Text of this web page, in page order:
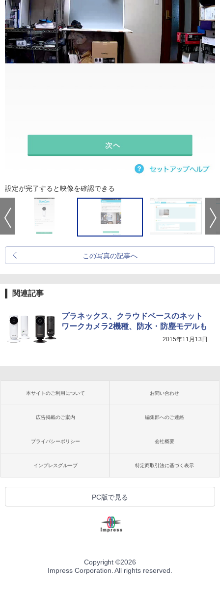
設定が完了すると映像を確認できる
この写真の記事へ
関連記事
プラネックス、クラウドベースのネット
ワークカメラ2機種、防水・防塵モデルも
2015年11月13日
本サイトのご利用について お問い合わせ
広告掲載のご案内 編集部へのご連絡
プライバシーポリシー 会社概要
インプレスグループ 特定商取引法に基づく表示
PC版で見る
Copyright ©2026
Impress Corporation. All rights reserved.